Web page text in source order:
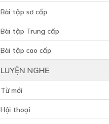
Bài tập sơ cấp
Bài tập Trung cấp
Bài tập cao cấp
LUYỆN NGHE
Từ mới
Hội thoại